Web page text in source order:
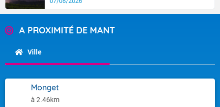
A PROXIMITÉ DE MANT
Ville
Monget
à 2.46km